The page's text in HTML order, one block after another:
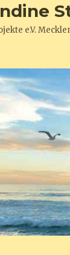
e.V.